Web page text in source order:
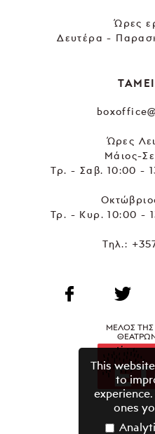
Ώρες
Δευτέρα -
Ώρες
Μάιος-
Τρ. - Σαβ. 10:00 -
Τρ. - Κυρ. 10:00 -
Τηλ.:
ΜΕΛΟΣ
This
to
ones